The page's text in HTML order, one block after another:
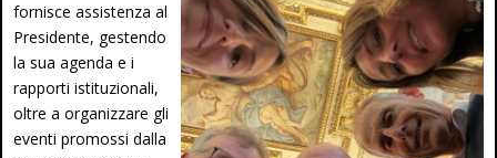
fornisce assistenza al
Presidente, gestendo
la sua agenda e i
rapporti istituzionali,
oltre a organizzare gli
eventi promossi dalla